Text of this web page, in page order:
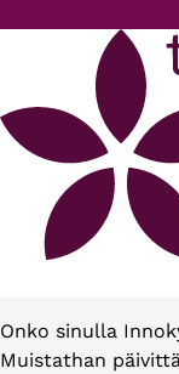
Onko sinulla
Muistathan